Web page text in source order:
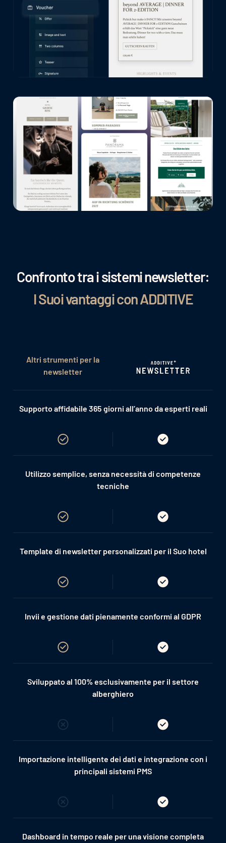
Confronto tra i sistemi newsletter:
I Suoi vantaggi con ADDITIVE
Altri strumenti per la
newsletter
Supporto affidabile 365 giorni all’anno da esperti reali
Utilizzo semplice, senza necessità di competenze
tecniche
Template di newsletter personalizzati per il Suo hotel
Invii e gestione dati pienamente conformi al GDPR
Sviluppato al 100% esclusivamente per il settore
alberghiero
Importazione intelligente dei dati e integrazione con i
principali sistemi PMS
Dashboard in tempo reale per una visione completa